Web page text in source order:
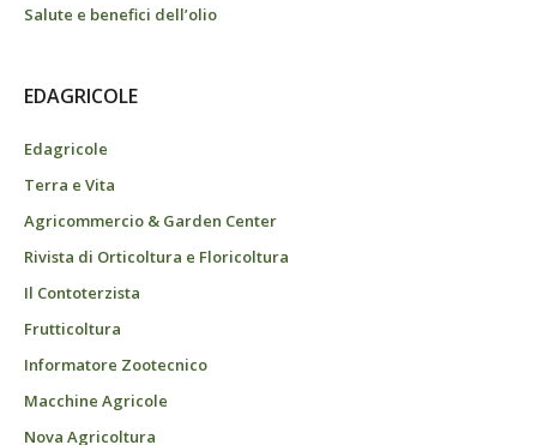
Salute e benefici dell’olio
EDAGRICOLE
Edagricole
Terra e Vita
Agricommercio & Garden Center
Rivista di Orticoltura e Floricoltura
Il Contoterzista
Frutticoltura
Informatore Zootecnico
Macchine Agricole
Nova Agricoltura